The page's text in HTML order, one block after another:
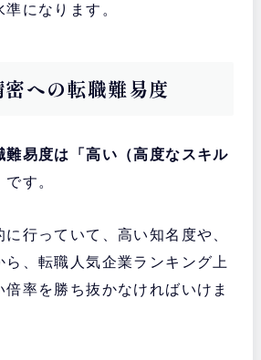
になります。
への転職難易度
難易度は「高い（高度なスキル
です。
行っていて、高い知名度や、
、転職人気企業ランキング上
率を勝ち抜かなければいけま